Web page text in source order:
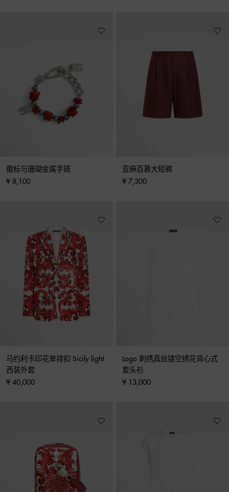
徽标与珊瑚金属手链
¥ 8,100
亚麻百慕大短裤
¥ 7,300
马约利卡印花单排扣 Sicily light
西装外套
¥ 40,000
Logo 刺绣真丝镂空绣花背心式
套头衫
¥ 13,000